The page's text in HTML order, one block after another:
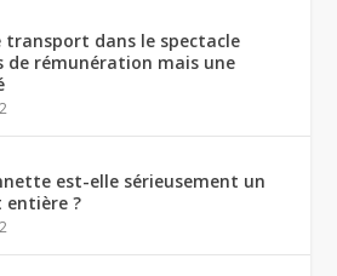
transport dans le spectacle
de rémunération mais une
est-elle sérieusement un
?